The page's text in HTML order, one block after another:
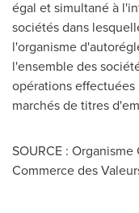
égal et simultané à
sociétés dans
l'organisme
l'ensemble des
opérations effectuées
marchés de titres
SOURCE :
Commerce des